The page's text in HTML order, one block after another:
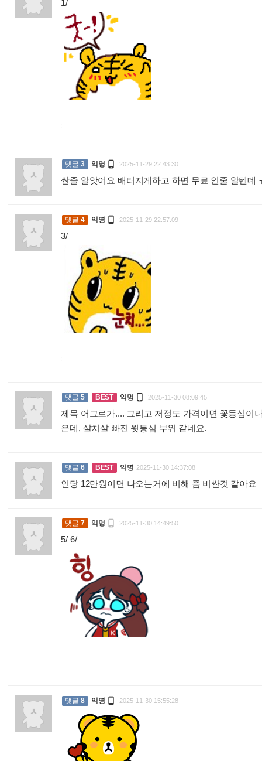
1/
댓글 3 익명  2025-11-29 22:43:30
싼줄 알앗어요 배터지게하고 하면 무료 인줄 알텐데
댓글 4 익명  2025-11-29 22:57:09
3/
댓글 5 BEST 익명  2025-11-30 08:09:45
제목 어그로가.... 그리고 저정도 가격이면 꽃등심이
은데, 살치살 빠진 윗등심 부위 같네요.
댓글 6 BEST 익명 2025-11-30 14:37:08
인당 12만원이면 나오는거에 비해 좀 비싼것 같아요
댓글 7 익명  2025-11-30 14:49:50
5/ 6/
댓글 8 익명  2025-11-30 15:55:28